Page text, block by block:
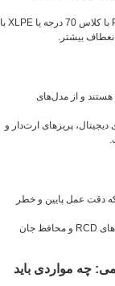
استفاده از کابل‌های دارای عایق مقاوم (مانند PVC با کلاس 70 درجه یا XLPE با
هستند و از مدل‌های
پریزهای ارت‌دار و
دقت عمل پایین و خطر
امروزه تابلوهای توزیع مجهز به فیوزهای مینیاتوری، کلیدهای RCD و محافظ جان
چه مواردی باید